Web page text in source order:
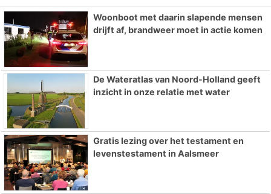
Woonboot met daarin slapende mensen
drijft af, brandweer moet in actie komen
De Wateratlas van Noord-Holland geeft
inzicht in onze relatie met water
Gratis lezing over het testament en
levenstestament in Aalsmeer